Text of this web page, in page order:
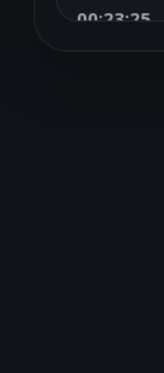
00:23:25